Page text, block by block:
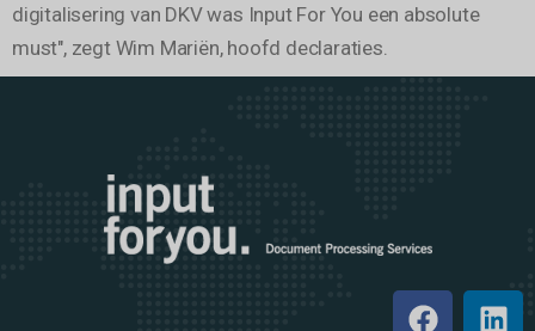
digitalisering van DKV was Input For You een absolute
must", zegt Wim Mariën, hoofd declaraties.